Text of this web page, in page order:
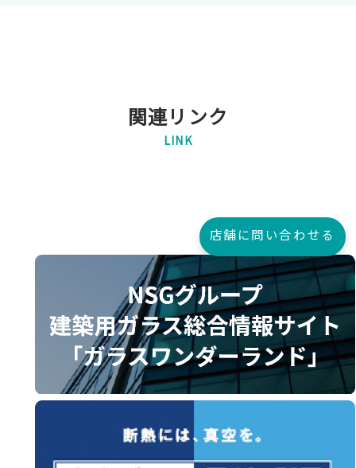
関連リンク
LINK
店舗に問い合わせる